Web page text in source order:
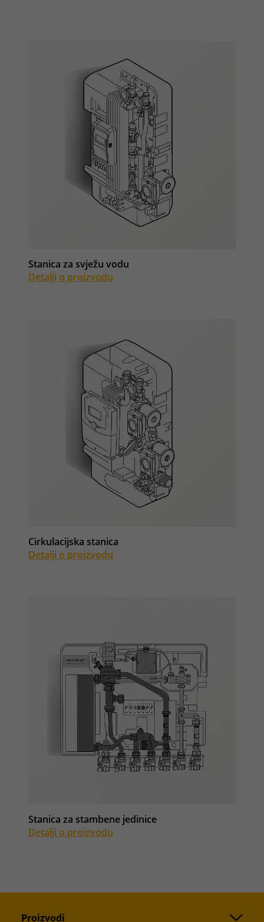
Stanica za svježu vodu
Detalji o proizvodu
Cirkulacijska stanica
Detalji o proizvodu
Stanica za stambene jedinice
Detalji o proizvodu
Proizvodi